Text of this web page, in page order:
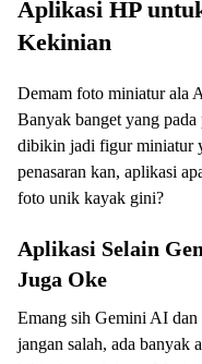
Aplikasi HP
Kekinian
Demam foto miniatur ala
Banyak banget yang
dibikin jadi figur miniatur
penasaran kan, aplikasi
foto unik kayak gini?
Aplikasi Selain
Juga Oke
Emang sih Gemini AI
jangan salah, ada banyak